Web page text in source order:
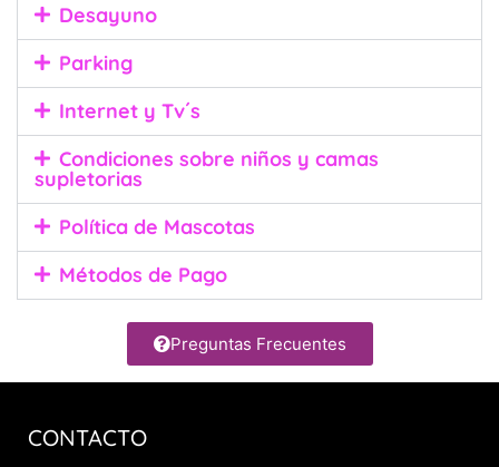
Desayuno
Parking
Internet y Tv´s
Condiciones sobre niños y camas
supletorias
Política de Mascotas
Métodos de Pago
Preguntas Frecuentes
CONTACTO